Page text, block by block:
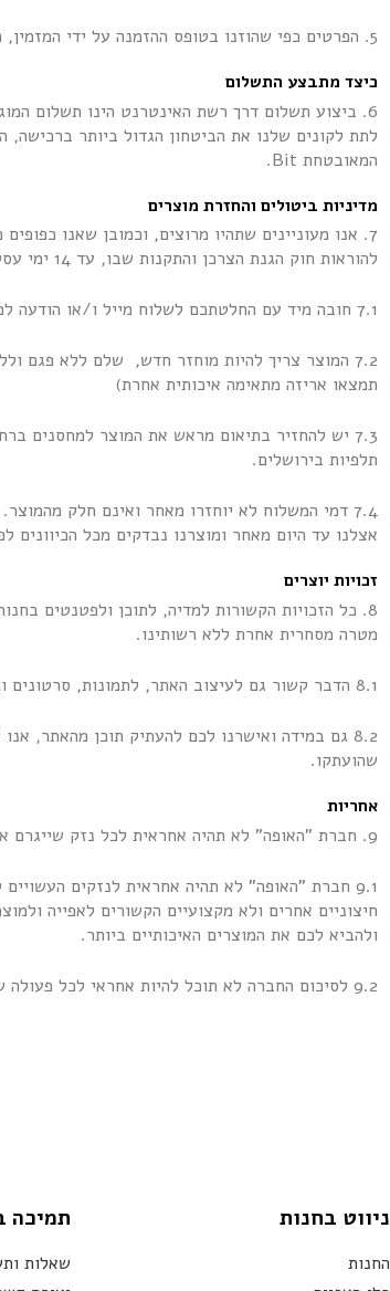
5. הפרטים כפי שהוזנו בטופס ההזמנה על ידי המזמין, הם הראיה לנוכונות הפעולות שלו.
כיצד מתבצע התשלום
6. ביצוע תשלום דרך רשת האינטרנט הינו תשלום
לתת לקונים שלנו את הביטחון הגדול ביותר
המאובטחת Bit.
מדיניות ביטולים והחזרת מוצרים
7. אנו מעוניינים שתהיו מרוצים, וכמובן שאנו
להוראות חוק הגנת הצרכן והתקנות שבו, עד 14 ימי עסקים. אך בצורה הבאה:
7.1 חובה מיד עם החלטתכם לשלוח מייל ו/או הודעה למוקד הווטסאפ עם בקשתכם.
7.2 המוצר צריך להיות מוחזר חדש, שלם ללא פגם
תמצאו אריזה מתאימה איכותית אחרת)
תלפיות בירושלים.
7.4 דמי המשלוח לא יוחזרו מאחר ואינם חלק
אצלנו עד היום מאחר ומוצרנו נבדקים מכל הכיוונים
זכויות יוצרים
8. כל הזכויות הקשורות למדיה, לתוכן ולפטנטים בחנות שלנו שייכים ל"
מטרה מסחרית אחרת ללא רשותינו.
8.1 הדבר קשור גם לעיצוב האתר, לתמונות, סרטונים ותיאורי המוצרים.
8.2 גם במידה ואישרנו לכם להעתיק תוכן מהאתר,
שהועתקו.
אחריות
9. חברת "האופה" לא תהיה אחראית לכל נזק שייגרם או קשור בצורה כלשהיא למוצרים ואף לא להחלפתם ותיקונם.
9.1 חברת "האופה" לא תהיה אחראית לנזקים
חיצוניים אחרים ולא מקצועיים הקשורים לאפייה
ולהביא לכם את המוצרים האיכותיים ביותר.
9.2 לסיכום החברה לא תוכל להיות אחראי לכל פעולה של גורם שהוא לא בשליטה מלאה שלנו.
ניווט בחנות
החנות
תמיכה
שאלות